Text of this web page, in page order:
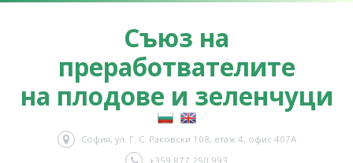
Съюз на
преработвателите
на плодове и зеленчуци
София, ул. Г. С. Раковски 108, етаж 4, офис 407А
+359 877 250 993